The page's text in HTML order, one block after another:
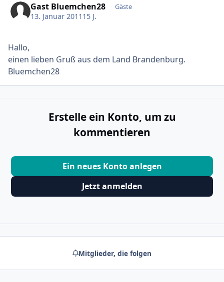
Gast Bluemchen28 Gäste
13. Januar 2011 15 J.
Hallo,
einen lieben Gruß aus dem Land Brandenburg.
Bluemchen28
Erstelle ein Konto, um zu
kommentieren
Ein neues Konto anlegen
Jetzt anmelden
Mitglieder, die folgen